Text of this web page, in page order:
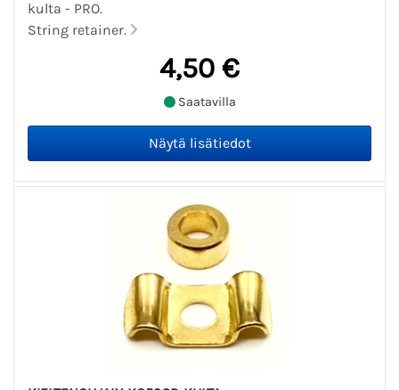
kulta - PRO.
String retainer.
4,50 €
Saatavilla